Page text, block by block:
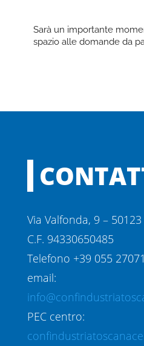
Sarà un importante
spazio alle domande da
Via Valfonda, 9 – 50123
C.F. 94330650485
Telefono +39 055 27071
email:
PEC centro: